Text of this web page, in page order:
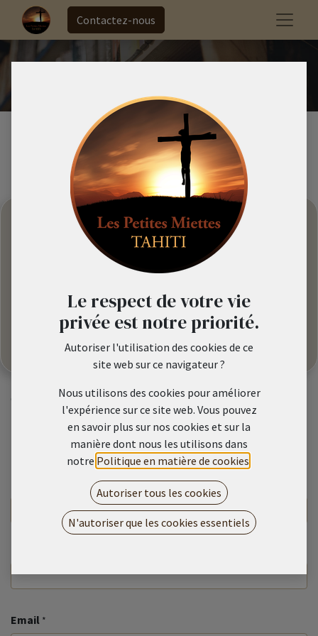
Contactez-nous
Contactez-nous
ASSOCIATION
Les Petites Miettes Tahiti
Coordonnée
Punaauia
les.petites.miettes.tahiti@gmail.com
Contactez-nous pour obtenir plus de renseignements sur
nos ouvrages.
Nous ferons de notre mieux pour vous répondre dans les plus
Email *
Le respect de votre vie
privée est notre priorité.
Autoriser l'utilisation des cookies de ce
site web sur ce navigateur ?
Nous utilisons des cookies pour améliorer
l'expérience sur ce site web. Vous pouvez
en savoir plus sur nos cookies et sur la
manière dont nous les utilisons dans
notre Politique en matière de cookies
Autoriser tous les cookies
N'autoriser que les cookies essentiels